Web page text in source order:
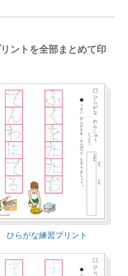
ントを全部まとめて印
ひらがな練習プリント